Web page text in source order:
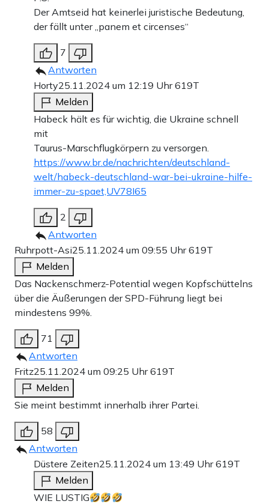
Der Amtseid hat keinerlei juristische Bedeutung,
der fällt unter „panem et circenses“
7
Antworten
Horty25.11.2024 um 12:19 Uhr619T
Melden
Habeck hält es für wichtig, die Ukraine schnell
mit
Taurus-Marschflugkörpern zu versorgen.
https://www.br.de/nachrichten/deutschland-
welt/habeck-deutschland-war-bei-ukraine-hilfe-
immer-zu-spaet,UV78I65
2
Antworten
Ruhrpott-Asi25.11.2024 um 09:55 Uhr619T
Melden
Das Nackenschmerz-Potential wegen Kopfschüttelns
über die Äußerungen der SPD-Führung liegt bei
mindestens 99%.
71
Antworten
Fritz25.11.2024 um 09:25 Uhr619T
Melden
Sie meint bestimmt innerhalb ihrer Partei.
58
Antworten
Düstere Zeiten25.11.2024 um 13:49 Uhr619T
Melden
WIE LUSTIG